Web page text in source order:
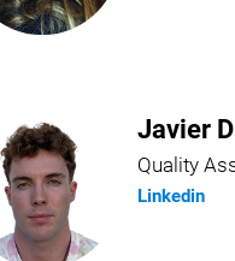
Javier
Quality
Linkedin